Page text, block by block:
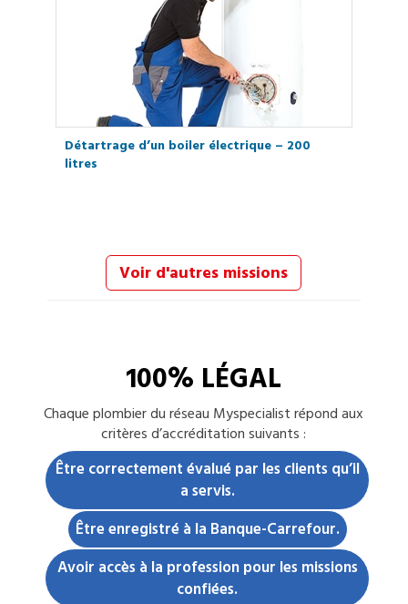
Détartrage d’un boiler électrique – 200
litres
Voir d'autres missions
100% LÉGAL
Chaqueplombierdu réseau Myspecialist répond aux
critères d’accréditation suivants :
Être correctement évalué par les clients qu’il
a servis.
Être enregistré à la Banque-Carrefour.
Avoir accès à la profession pour les missions
confiées.